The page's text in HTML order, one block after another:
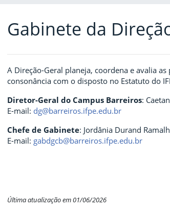
Início do conteúdo
Gabinete da
A Direção-Geral planeja, coordena e avalia
consonância com o disposto no Estatuto do
Diretor-Geral do Campus Barreiros:
E-mail: dg@barreiros.ifpe.edu.br
Chefe de Gabinete: Jordânia Durand
E-mail: gabdgcb@barreiros.ifpe.edu.br
Última atualização em 01/06/2026